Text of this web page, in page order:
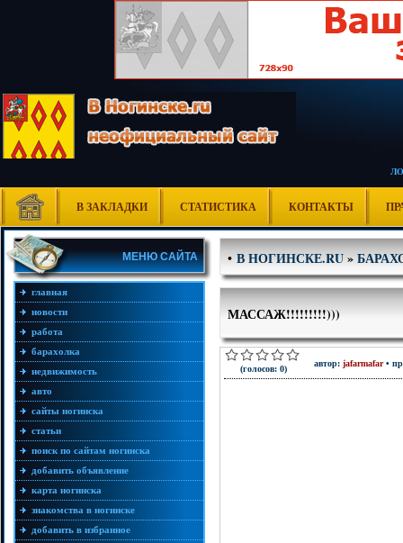
В ЗАКЛАДКИ СТАТИСТИКА КОНТАКТЫ
МЕНЮ САЙТА
главная
новости
работа
барахолка
недвижимость
авто
сайты ногинска
статьи
поиск по сайтам ногинска
добавить объявление
карта ногинска
знакомства в ногинске
добавить в избранное
•В НОГИНСКЕ.RU»
МАССАЖ!!!!!!!!!)))
(голосов: 0)
автор: jafarmafar•